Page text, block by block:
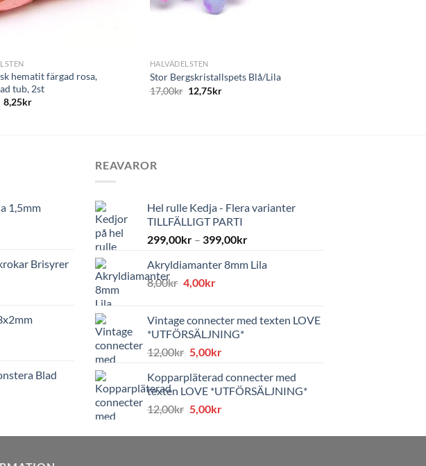
hematit färgad rosa,
tub, 2st
8,25kr
HALVÄDELSTEN
Stor Bergskristallspets Blå/Lila
17,00kr 12,75kr
1,5mm
Brisyrer
Blad
REAVAROR
Hel rulle Kedja - Flera varianter
TILLFÄLLIGT PARTI
299,00kr – 399,00kr
Akryldiamanter 8mm Lila
8,00kr Det
var:
8,00kr.
4,00krDet
är:
4,00kr.
Vintage connecter med texten LOVE
*UTFÖRSÄLJNING*
12,00kr Det
priset
var:
12,00kr.
5,00krDet
priset
är:
5,00kr.
Kopparpläterad connecter med
texten LOVE *UTFÖRSÄLJNING*
12,00kr Det
priset
5,00krDet
priset